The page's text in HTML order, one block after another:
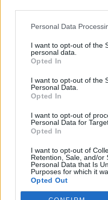
Personal Data
I want to opt-out of the
personal data.
Opted In
I want to opt-out of the
Personal Data.
Opted In
I want to opt-out of
Personal Data for
Opted In
I want to opt-out of
Retention, Sale, and/or
Personal Data that Is
Purposes for which it
Opted Out
Il materiale (testo, foto e video)
Alcune foto (screenshot) ed articoli
da internet, in quanto arrivati alla nostra
stampa con immagini e testi allegati ed
di pubblico dominio. Se i soggetti o gli
pubblicazione, non avranno che da
redazione@napolimagazine.com